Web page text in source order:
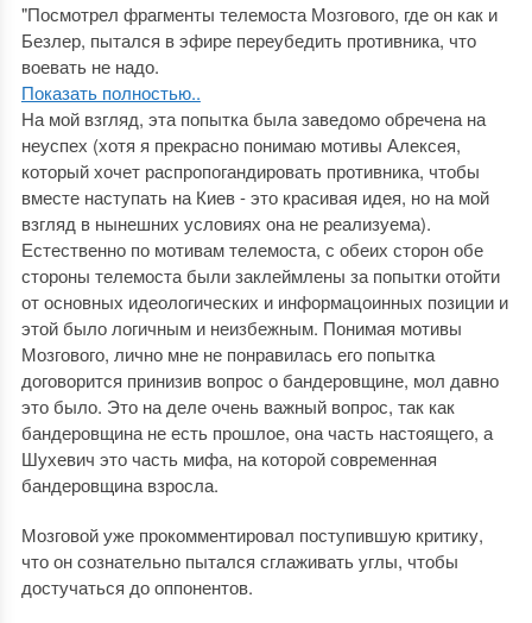
"Посмотрел фрагменты телемоста Мозгового, где он как и
Безлер, пытался в эфире переубедить противника, что
воевать не надо.
Показать полностью..
На мой взгляд, эта попытка была заведомо обречена на
неуспех (хотя я прекрасно понимаю мотивы Алексея,
который хочет распропогандировать противника, чтобы
вместе наступать на Киев - это красивая идея, но на мой
взгляд в нынешних условиях она не реализуема).
Естественно по мотивам телемоста, с обеих сторон обе
стороны телемоста были заклеймлены за попытки отойти
от основных идеологических и информацоинных позиции и
этой было логичным и неизбежным. Понимая мотивы
Мозгового, лично мне не понравилась его попытка
договорится принизив вопрос о бандеровщине, мол давно
это было. Это на деле очень важный вопрос, так как
бандеровщина не есть прошлое, она часть настоящего, а
Шухевич это часть мифа, на которой современная
бандеровщина взросла.
Мозговой уже прокомментировал поступившую критику,
что он сознательно пытался сглаживать углы, чтобы
достучаться до оппонентов.